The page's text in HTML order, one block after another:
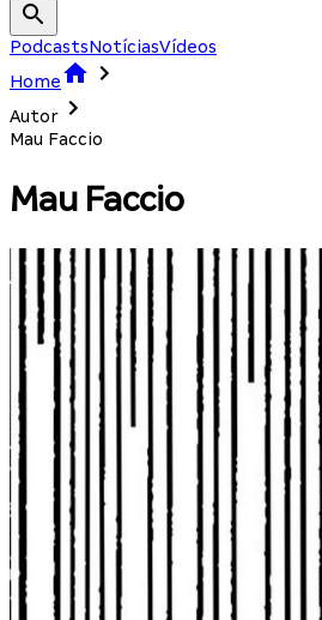
PodcastsNotíciasVídeos
Home
Autor
Mau Faccio
Mau Faccio